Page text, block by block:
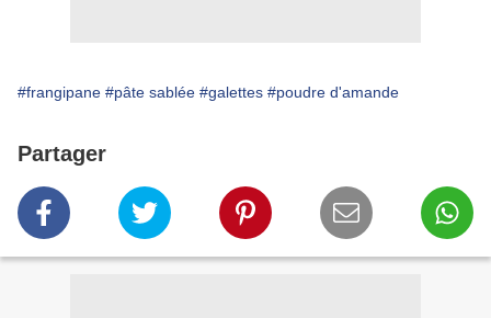
#frangipane #pâte sablée #galettes #poudre d'amande
Partager